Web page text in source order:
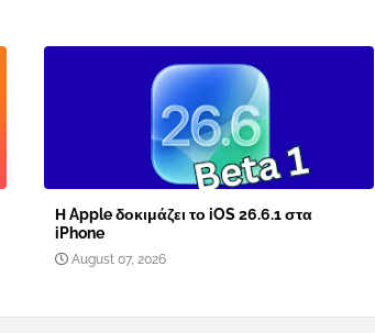
Η Apple δοκιμάζει το iOS 26.6.1 στα
iPhone
August 07, 2026